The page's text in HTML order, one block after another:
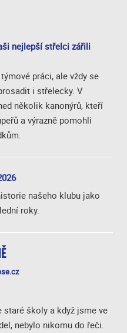
nejlepší střelci zářili
práci, ale vždy se
i střelecky. V
několik kanonýrů, kteří
a výrazně pomohli
našeho klubu jako
roky.
staré školy a když jsme ve
nebylo nikomu do řeči.